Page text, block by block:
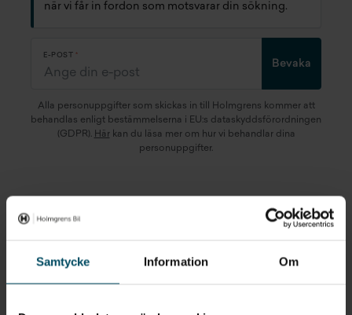
Samtycke Information Om
när vi får in fordon som motsvarar din sökning.
E-POST
Bevaka
Alla personuppgifter som skickas in till Holmgrens kommer att
behandlas enligt bestämmelserna i EU:s dataskyddsförordningen
(GDPR). Härkan du läsa mer om hur vi behandlar dina
personuppgifter.